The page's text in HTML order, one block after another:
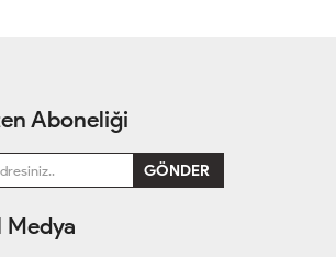
Aboneliği
Medya